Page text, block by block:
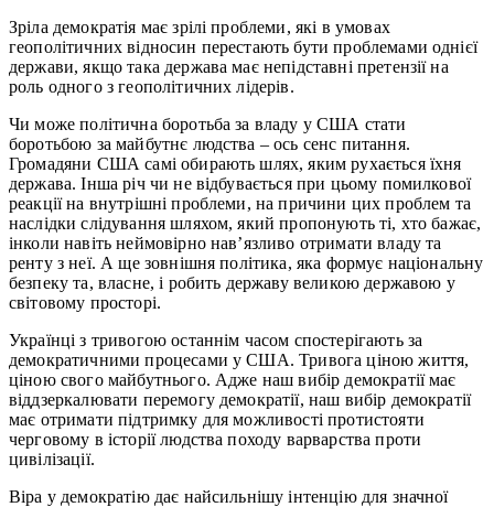
Зріла демократія має зрілі проблеми, які в умовах
геополітичних відносин перестають бути проблемами однієї
держави, якщо така держава має непідставні претензії на
роль одного з геополітичних лідерів.
Чи може політична боротьба за владу у США стати
боротьбою за майбутнє людства – ось сенс питання.
Громадяни США самі обирають шлях, яким рухається їхня
держава. Інша річ чи не відбувається при цьому помилкової
реакції на внутрішні проблеми, на причини цих проблем та
наслідки слідування шляхом, який пропонують ті, хто бажає,
інколи навіть неймовірно нав’язливо отримати владу та
ренту з неї. А ще зовнішня політика, яка формує національну
безпеку та, власне, і робить державу великою державою у
світовому просторі.
Українці з тривогою останнім часом спостерігають за
демократичними процесами у США. Тривога ціною життя,
ціною свого майбутнього. Адже наш вибір демократії має
віддзеркалювати перемогу демократії, наш вибір демократії
має отримати підтримку для можливості протистояти
черговому в історії людства походу варварства проти
цивілізації.
Віра у демократію дає найсильнішу інтенцію для значної